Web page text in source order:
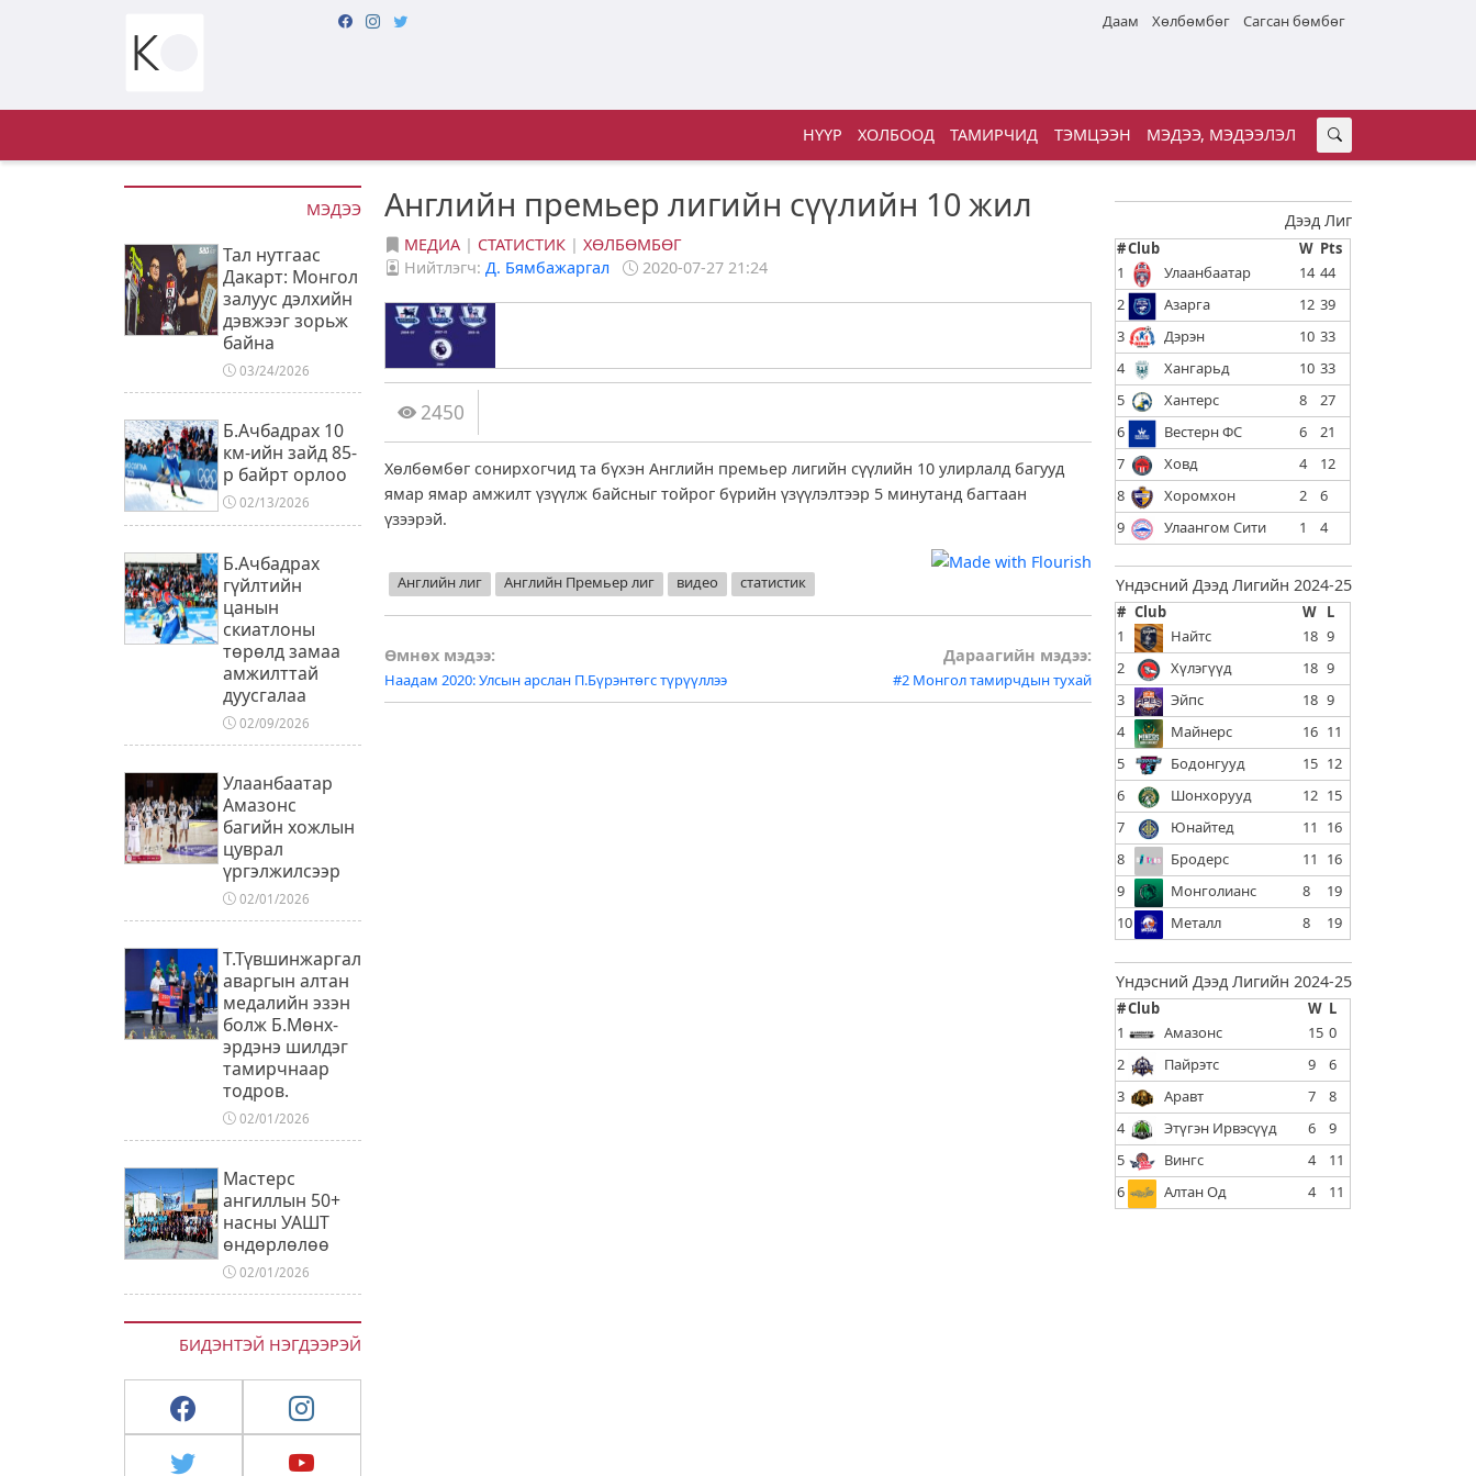
Даам Хөлбөмбөг Сагсан бөмбөг
НҮҮР ХОЛБООД ТАМИРЧИД ТЭМЦЭЭН МЭДЭЭ, МЭДЭЭЛЭЛ
МЭДЭЭ
Тал нутгаас
Дакарт: Монгол
залуус дэлхийн
дэвжээг зорьж
байна
03/24/2026
Б.Ачбадрах 10
км-ийн зайд 85-
р байрт орлоо
02/13/2026
Б.Ачбадрах
гүйлтийн
цанын
скиатлоны
төрөлд замаа
амжилттай
дуусгалаа
02/09/2026
Улаанбаатар
Амазонс
багийн хожлын
цуврал
үргэлжилсээр
02/01/2026
Т.Түвшинжаргал
аваргын алтан
медалийн эзэн
болж Б.Мөнх-
эрдэнэ шилдэг
тамирчнаар
тодров.
02/01/2026
Мастерс
ангиллын 50+
насны УАШТ
өндөрлөлөө
02/01/2026
БИДЭНТЭЙ НЭГДЭЭРЭЙ
Английн премьер лигийн сүүлийн 10 жил
МЕДИА | СТАТИСТИК |ХӨЛБӨМБӨГ
Нийтлэгч:Д. Бямбажаргал 2020-07-27 21:24
2450
Хөлбөмбөг сонирхогчид та бүхэн Английн премьер лигийн сүүлийн 10 улирлалд багууд
ямар ямар амжилт үзүүлж байсныг тойрог бүрийн үзүүлэлтээр 5 минутанд багтаан
үзээрэй.
Английн лиг Английн Премьер лиг видео статистик
Post
navigation
Өмнөх мэдээ:
Наадам 2020: Улсын арслан П.Бүрэнтөгс түрүүллээ
Дараагийн мэдээ:
#2 Монгол тамирчдын тухай
Дээд Лиг
#Club W Pts
1
Улаанбаатар 14 44
2
Азарга 12 39
3
Дэрэн 10 33
4
Хангарьд 10 33
5
Хантерс 8
27
6
Вестерн ФС 6
21
7
Ховд 4
12
8
Хоромхон 2
6
9
Улаангом Сити 1 4
Үндэсний Дээд Лигийн 2024-25
# Club W L
1
Найтс 18 9
2
Хүлэгүүд 18 9
3
Эйпс 18 9
4
Майнерс 16 11
5
Бодонгууд 15 12
6
Шонхорууд 12 15
7
Юнайтед 11
16
8
Бродерс 11
16
9
Монголианс 8
19
10
Металл 8 19
Үндэсний Дээд Лигийн 2024-25
#Club W L
1
Амазонс 15 0
2
Пайрэтс 9
6
3
Аравт 7
8
4
Этүгэн Ирвэсүүд 6
9
5
Вингс 4
11
6
Алтан Од 4 11